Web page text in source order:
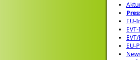
EU-
EU-